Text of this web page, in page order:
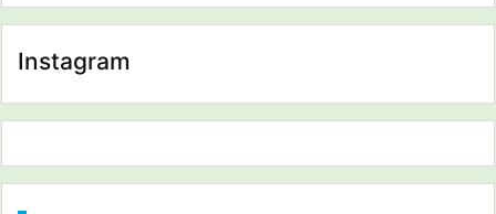
Instagram